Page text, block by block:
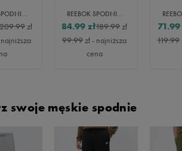
REEBOK SPODNIE AMANDA ELASTICATED
zł
REEBOK SPODNIE YARA WIDE HEM OPEN
189.99zł
84.99 zł
99.99zł- najniższa
cena
71.99
119.99
swoje męskie spodnie